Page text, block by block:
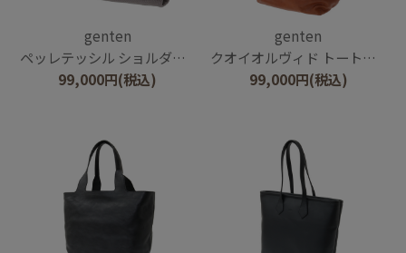
genten
ペッレテッシル ショルダーバッグ
99,000円(税込)
genten
クオイオルヴィド トートバッグ大
99,000円(税込)